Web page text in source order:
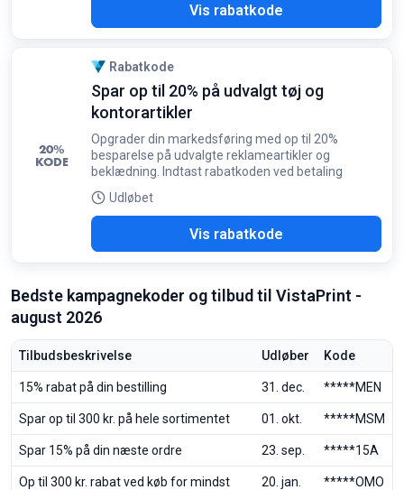
Vis rabatkode
20%
KODE
Rabatkode
Spar op til 20% på udvalgt tøj og
kontorartikler
Opgrader din markedsføring med op til 20%
besparelse på udvalgte reklameartikler og
beklædning. Indtast rabatkoden ved betaling
Udløbet
Vis rabatkode
Bedste kampagnekoder og tilbud til VistaPrint -
august 2026
Tilbudsbeskrivelse Udløber Kode
15% rabat på din bestilling 31. dec. *****MEN
Spar op til 300 kr. på hele sortimentet 01. okt. *****MSM
Spar 15% på din næste ordre 23. sep. *****15A
Op til 300 kr. rabat ved køb for mindst
20. jan. *****OMO